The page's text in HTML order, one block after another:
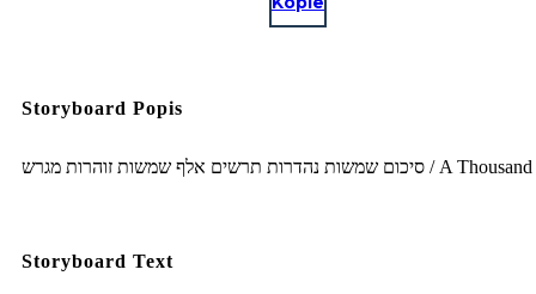
Storyboard Popis
סיכום שמשות נהדרות תרשים אלף שמשות זוהרות מגרש / A Thousand
Storyboard Text